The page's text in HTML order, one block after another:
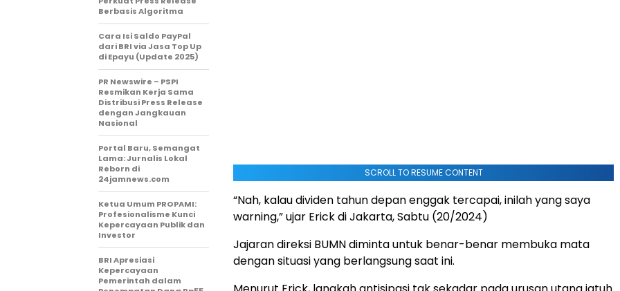
SCROLL TO RESUME CONTENT
“Nah, kalau dividen tahun depan enggak tercapai, inilah yang saya
warning,” ujar Erick di Jakarta, Sabtu (20/2024)
Jajaran direksi BUMN diminta untuk benar-benar membuka mata
dengan situasi yang berlangsung saat ini.
Berbasis Algoritma
Cara Isi Saldo PayPal
dari BRI via Jasa Top Up
di Epayu (Update 2025)
PR Newswire – PSPI
Resmikan Kerja Sama
Distribusi Press Release
dengan Jangkauan
Nasional
Portal Baru, Semangat
Lama: Jurnalis Lokal
Reborn di
24jamnews.com
Ketua Umum PROPAMI:
Profesionalisme Kunci
Kepercayaan Publik dan
Investor
BRI Apresiasi
Kepercayaan
Pemerintah dalam